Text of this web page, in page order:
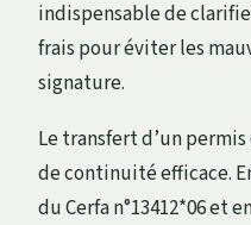
indispensable de
frais pour éviter les
signature.
Le transfert d’un
de continuité efficace.
du Cerfa n°13412*06 et